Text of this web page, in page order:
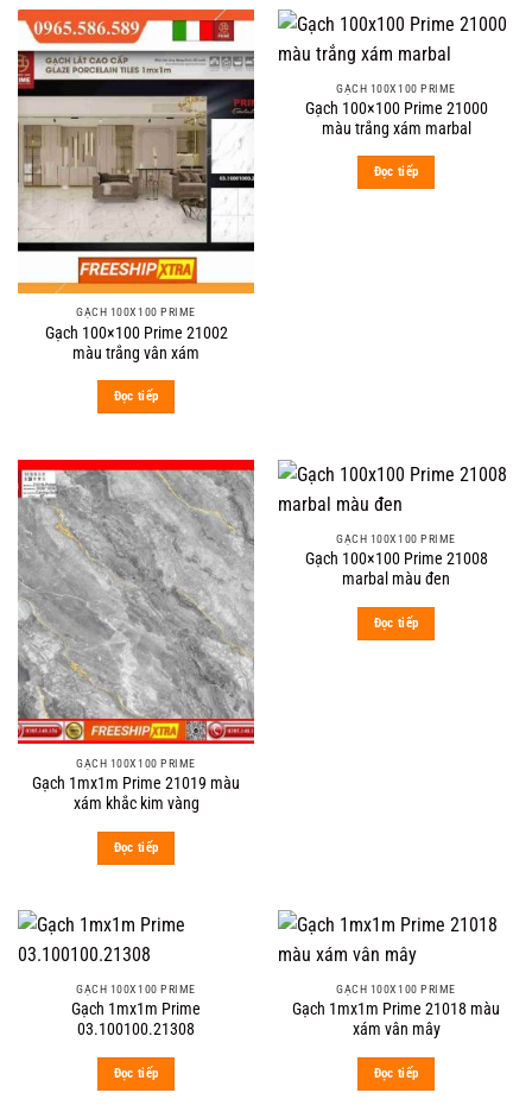
GẠCH 100X100 PRIME
Gạch 100×100 Prime 21002
màu trắng vân xám
Đọc tiếp
GẠCH 100X100 PRIME
Gạch 100×100 Prime 21000
màu trắng xám marbal
Đọc tiếp
GẠCH 100X100 PRIME
Gạch 1mx1m Prime 21019 màu
xám khắc kim vàng
Đọc tiếp
GẠCH 100X100 PRIME
Gạch 100×100 Prime 21008
marbal màu đen
Đọc tiếp
GẠCH 100X100 PRIME
Gạch 1mx1m Prime
03.100100.21308
Đọc tiếp
GẠCH 100X100 PRIME
Gạch 1mx1m Prime 21018 màu
xám vân mây
Đọc tiếp